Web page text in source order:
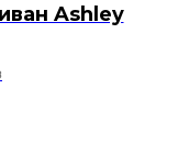
Ashley